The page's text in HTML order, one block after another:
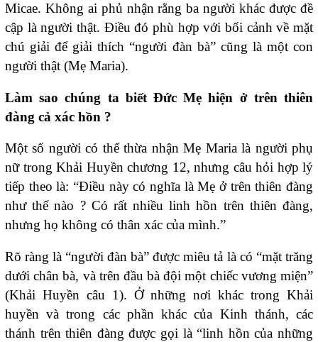
Micae. Không ai phủ nhận rằng ba người khác được đề
cập là người thật. Điều đó phù hợp với bối cảnh về mặt
chú giải để giải thích “người đàn bà” cũng là một con
người thật (Mẹ Maria).
Làm sao chúng ta biết Đức Mẹ hiện ở trên thiên
đàng cả xác hồn ?
Một số người có thể thừa nhận Mẹ Maria là người phụ
nữ trong Khải Huyền chương 12, nhưng câu hỏi hợp lý
tiếp theo là: “Điều này có nghĩa là Mẹ ở trên thiên đàng
như thế nào ? Có rất nhiều linh hồn trên thiên đàng,
nhưng họ không có thân xác của mình.”
Rõ ràng là “người đàn bà” được miêu tả là có “mặt trăng
dưới chân bà, và trên đầu bà đội một chiếc vương miện”
(Khải Huyền câu 1). Ở những nơi khác trong Khải
huyền và trong các phần khác của Kinh thánh, các
thánh trên thiên đàng được gọi là “linh hồn của những